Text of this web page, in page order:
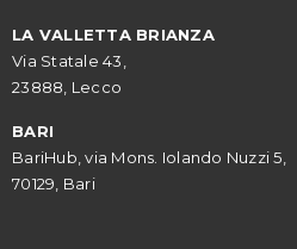
LA VALLETTA BRIANZA
Via Statale 43,
23888, Lecco
BARI
BariHub, via Mons. Iolando Nuzzi 5,
70129, Bari